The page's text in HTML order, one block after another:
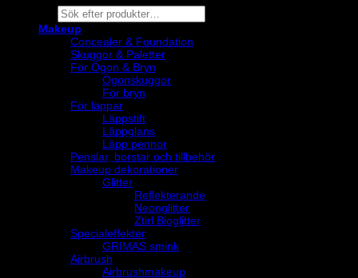
Products
search
Makeup
Concealer & Foundation
Skuggor & Paletter
För Ögon & Bryn
Ögonskuggor
För bryn
För läppar
Läppstift
Läppglans
Läpp pennor
Penslar, borstar och tillbehör
Makeup dekorationer
Glitter
Reflekterande
Neonglitter
Ztirl Bioglitter
Specialeffekter
GRIMAS smink
Airbrush
Airbrushmakeup